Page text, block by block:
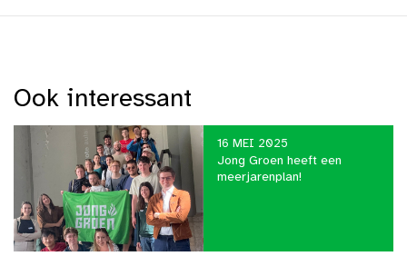
Ook interessant
16 MEI 2025
Jong Groen heeft een
meerjarenplan!